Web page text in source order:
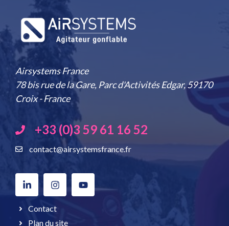
Airsystems France
78 bis rue de la Gare, Parc d'Activités Edgar, 59170
Croix - France
+33 (0)3 59 61 16 52
contact@airsystemsfrance.fr
Contact
Plan du site